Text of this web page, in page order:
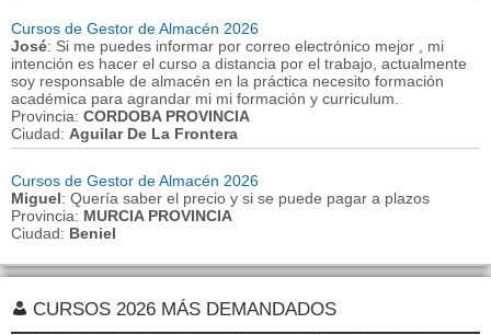
Cursos de Gestor de Almacén 2026
José: Si me puedes informar por correo electrónico mejor , mi
intención es hacer el curso a distancia por el trabajo, actualmente
soy responsable de almacén en la práctica necesito formación
académica para agrandar mi mi formación y curriculum.
Provincia: CORDOBA PROVINCIA
Ciudad: Aguilar De La Frontera
Cursos de Gestor de Almacén 2026
Miguel: Quería saber el precio y si se puede pagar a plazos
Provincia: MURCIA PROVINCIA
Ciudad: Beniel
CURSOS 2026 MÁS DEMANDADOS